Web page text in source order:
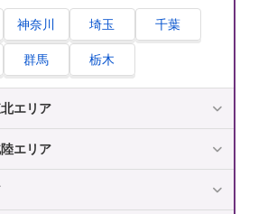
相談・依頼すべき理由
りがちなお金の問題をしっかり整理
活になるべく影響が生じないよう
イスしてくれる
かわって元配偶者や金融機関などと
神奈川 埼玉 千葉
群馬 栃木
エリア
エリア